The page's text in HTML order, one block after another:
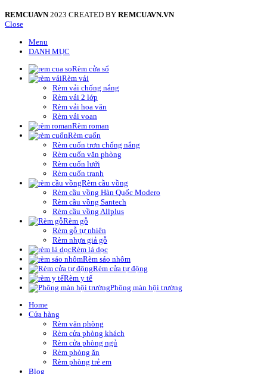
REMCUAVN 2023 CREATED BY REMCUAVN.VN
Close
Menu
DANH MỤC
Rèm cửa sổ
Rèm vải
Rèm vải chống nắng
Rèm vải 2 lớp
Rèm vải hoa văn
Rèm vải voan
Rèm roman
Rèm cuốn
Rèm cuốn trơn chống nắng
Rèm cuốn văn phòng
Rèm cuốn lưới
Rèm cuốn tranh
Rèm cầu vồng
Rèm cầu vồng Hàn Quốc Modero
Rèm cầu vồng Santech
Rèm cầu vồng Allplus
Rèm gỗ
Rèm gỗ tự nhiên
Rèm nhựa giả gỗ
Rèm lá dọc
Rèm sáo nhôm
Rèm cửa tự động
Rèm y tế
Phông màn hội trường
Home
Cửa hàng
Rèm văn phòng
Rèm cửa phòng khách
Rèm cửa phòng ngủ
Rèm phòng ăn
Rèm phòng trẻ em
Blog